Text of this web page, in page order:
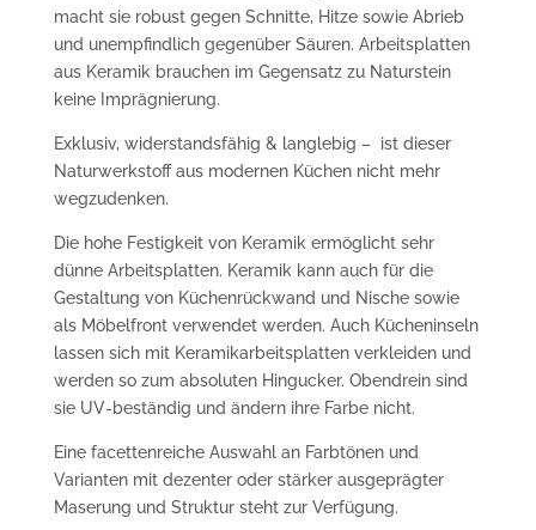
macht sie robust gegen Schnitte, Hitze sowie Abrieb
und unempfindlich gegenüber Säuren. Arbeitsplatten
aus Keramik brauchen im Gegensatz zu Naturstein
keine Imprägnierung.
Exklusiv, widerstandsfähig & langlebig – ist dieser
Naturwerkstoff aus modernen Küchen nicht mehr
wegzudenken.
Die hohe Festigkeit von Keramik ermöglicht sehr
dünne Arbeitsplatten. Keramik kann auch für die
Gestaltung von Küchenrückwand und Nische sowie
als Möbelfront verwendet werden. Auch Kücheninseln
lassen sich mit Keramikarbeitsplatten verkleiden und
werden so zum absoluten Hingucker. Obendrein sind
sie UV-beständig und ändern ihre Farbe nicht.
Eine facettenreiche Auswahl an Farbtönen und
Varianten mit dezenter oder stärker ausgeprägter
Maserung und Struktur steht zur Verfügung.